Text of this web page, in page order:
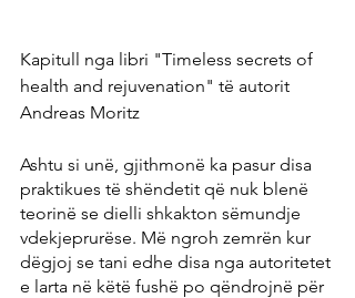
Kapitull nga libri "Timeless secrets of
health and rejuvenation" të autorit
Andreas Moritz
Ashtu si unë, gjithmonë ka pasur disa
praktikues të shëndetit që nuk blenë
teorinë se dielli shkakton sëmundje
vdekjeprurëse. Më ngroh zemrën kur
dëgjoj se tani edhe disa nga autoritetet
e larta në këtë fushë po qëndrojnë për